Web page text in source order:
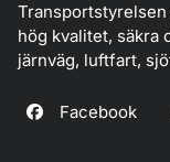
hög kvalitet, säkra
järnväg, luftfart,
Facebook